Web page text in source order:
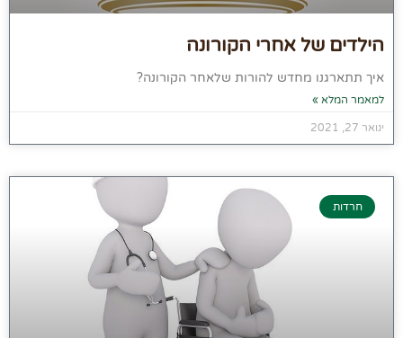
הילדים של אחרי הקורונה
איך תתארגנו מחדש להורות שלאחר הקורונה?
למאמר המלא »
ינואר 27, 2021
חרדות